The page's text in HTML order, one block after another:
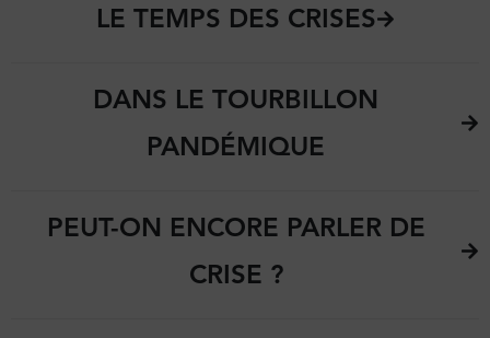
LE TEMPS DES CRISES
DANS LE TOURBILLON
PANDÉMIQUE
PEUT-ON ENCORE PARLER DE
CRISE ?